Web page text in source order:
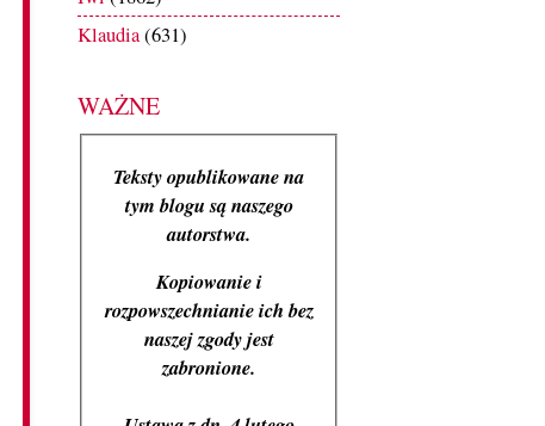
Klaudia(631)
WAŻNE
Teksty opublikowane na
tym blogu są naszego
autorstwa.
Kopiowanie i
rozpowszechnianie ich bez
naszej zgody jest
zabronione.